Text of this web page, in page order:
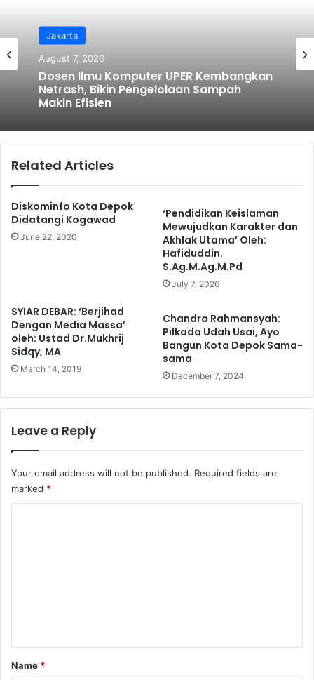
Jakarta
August 7, 2026
Dosen Ilmu Komputer UPER Kembangkan
Netrash, Bikin Pengelolaan Sampah
Makin Efisien
Related Articles
Diskominfo Kota Depok
Didatangi Kogawad
June 22, 2020
‘Pendidikan Keislaman
Mewujudkan Karakter dan
Akhlak Utama’ Oleh:
Hafiduddin.
S.Ag.M.Ag.M.Pd
July 7, 2026
SYIAR DEBAR: ‘Berjihad
Dengan Media Massa’
oleh: Ustad Dr.Mukhrij
Sidqy, MA
March 14, 2019
Chandra Rahmansyah:
Pilkada Udah Usai, Ayo
Bangun Kota Depok Sama-
sama
December 7, 2024
Leave a Reply
Your email address will not be published. Required fields are
marked *
*
Name *